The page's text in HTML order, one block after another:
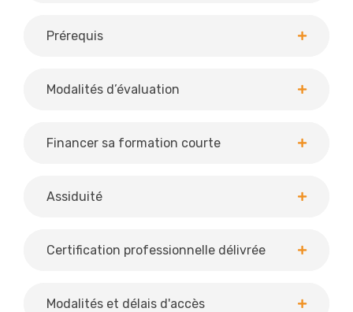
Prérequis
Modalités d’évaluation
Financer sa formation courte
Assiduité
Certification professionnelle délivrée
Modalités et délais d'accès